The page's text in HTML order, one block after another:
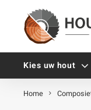
Kies uw hout
Home